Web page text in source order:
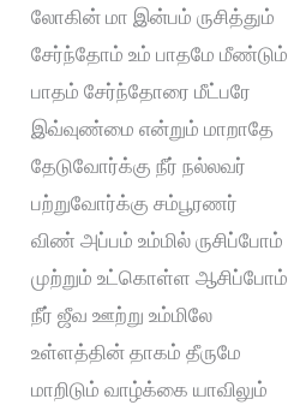
லோகின் மா இன்பம் ருசித்தும்
சேர்ந்தோம் உம் பாதமே மீண்டும்
பாதம் சேர்ந்தோரை மீட்பரே
இவ்வுண்மை என்றும் மாறாதே
தேடுவோர்க்கு நீர் நல்லவர்
பற்றுவோர்க்கு சம்பூரணர்
விண் அப்பம் உம்மில் ருசிப்போம்
முற்றும் உட்கொள்ள ஆசிப்போம்
நீர் ஜீவ ஊற்று உம்மிலே
உள்ளத்தின் தாகம் தீருமே
மாறிடும் வாழ்க்கை யாவிலும்